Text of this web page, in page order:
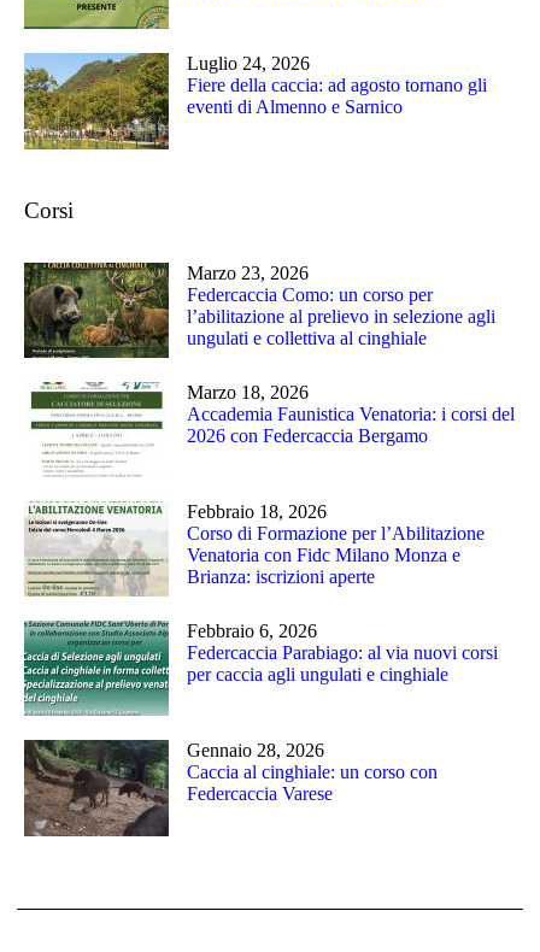
Luglio 24, 2026
Fiere della caccia: ad agosto tornano gli
eventi di Almenno e Sarnico
Corsi
Marzo 23, 2026
Federcaccia Como: un corso per
l’abilitazione al prelievo in selezione agli
ungulati e collettiva al cinghiale
Marzo 18, 2026
Accademia Faunistica Venatoria: i corsi del
2026 con Federcaccia Bergamo
Febbraio 18, 2026
Corso di Formazione per l’Abilitazione
Venatoria con Fidc Milano Monza e
Brianza: iscrizioni aperte
Febbraio 6, 2026
Federcaccia Parabiago: al via nuovi corsi
per caccia agli ungulati e cinghiale
Gennaio 28, 2026
Caccia al cinghiale: un corso con
Federcaccia Varese